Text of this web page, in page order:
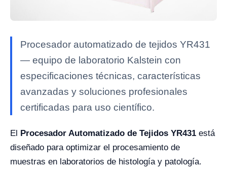
Procesador automatizado de tejidos YR431
— equipo de laboratorio Kalstein con
especificaciones técnicas, características
avanzadas y soluciones profesionales
certificadas para uso científico.
El Procesador Automatizado de Tejidos YR431 está
diseñado para optimizar el procesamiento de
muestras en laboratorios de histología y patología.